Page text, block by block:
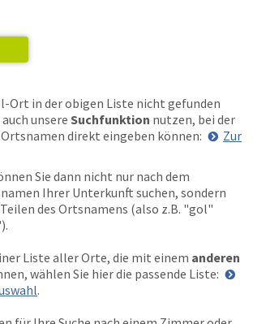
Ort in der obigen Liste nicht gefunden
unsere Suchfunktion nutzen, bei der
direkt eingeben können:
Zur
Sie dann nicht nur nach dem
Ihrer Unterkunft suchen, sondern
des Ortsnamens (also z.B. "gol"
Liste aller Orte, die mit einem anderen
wählen Sie hier die passende Liste:
.